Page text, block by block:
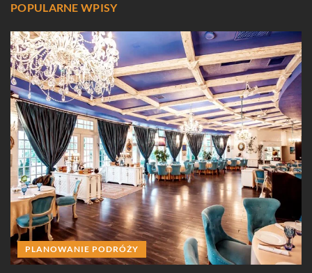
POPULARNE WPISY
PLANOWANIE PODRÓŻY